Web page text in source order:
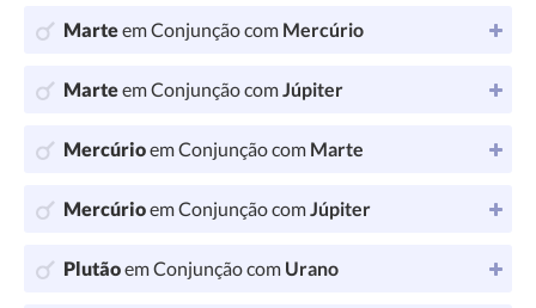
Marteem Conjunção com Mercúrio
Marteem Conjunção comJúpiter
Mercúrioem Conjunção com Marte
Mercúrioem Conjunção comJúpiter
Plutãoem Conjunção com Urano